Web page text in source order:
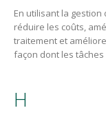
En utilisant la
réduire les coûts,
traitement et
façon dont les
H